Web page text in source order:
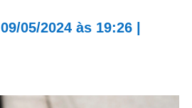
09/05/2024 às 19:26|